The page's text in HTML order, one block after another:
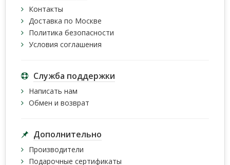
Контакты
Доставка по Москве
Политика безопасности
Условия соглашения
Служба поддержки
Написать нам
Обмен и возврат
Дополнительно
Производители
Подарочные сертификаты